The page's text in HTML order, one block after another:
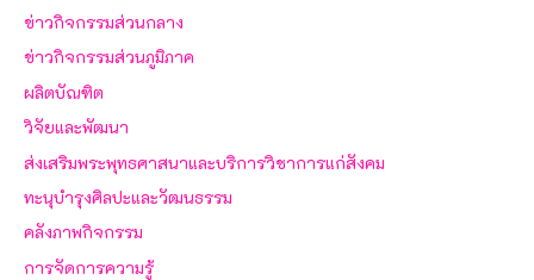
ข่าวกิจกรรมส่วนกลาง
ข่าวกิจกรรมส่วนภูมิภาค
ผลิตบัณฑิต
วิจัยและพัฒนา
ส่งเสริมพระพุทธศาสนาและบริการวิชาการแก่สังคม
ทะนุบำรุงศิลปะและวัฒนธรรม
คลังภาพกิจกรรม
การจัดการความรู้